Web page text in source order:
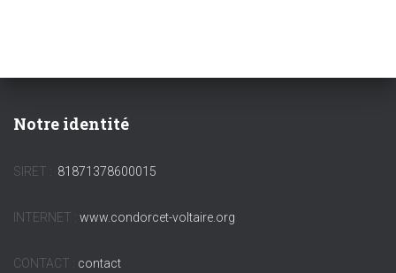
Notre identité
SIRET : 81871378600015
INTERNET : www.condorcet-voltaire.org
CONTACT : contact